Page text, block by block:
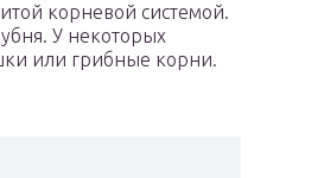
корневой системой.
У некоторых
или грибные корни.